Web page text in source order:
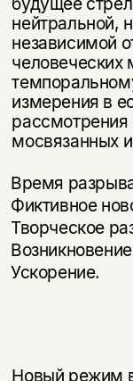
нейтраль­ной,
независимой
человеческих
измерения в
мосвязанных
Время
Фиктивное
Творческое
Ускорение.
Новый режим